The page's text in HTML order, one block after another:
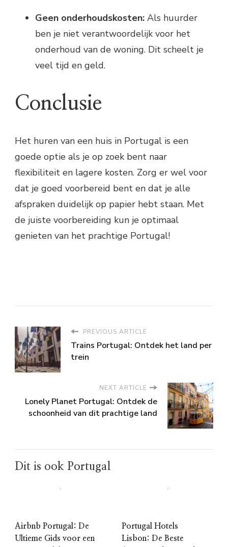
Geen onderhoudskosten: Als huurder
ben je niet verantwoordelijk voor het
onderhoud van de woning. Dit scheelt je
veel tijd en geld.
Conclusie
Het huren van een huis in Portugal is een
goede optie als je op zoek bent naar
flexibiliteit en lagere kosten. Zorg er wel voor
dat je goed voorbereid bent en dat je alle
afspraken duidelijk op papier hebt staan. Met
de juiste voorbereiding kun je optimaal
genieten van het prachtige Portugal!
PREVIOUS ARTICLE
Trains Portugal: Ontdek het land per
trein
NEXT ARTICLE
Lonely Planet Portugal: Ontdek de
schoonheid van dit prachtige land
Dit is ook Portugal
Airbnb Portugal: De
Ultieme Gids voor een
Portugal Hotels
Lisbon: De Beste